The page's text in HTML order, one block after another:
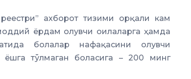
ахборот тизими орқали кам
ёрдам олувчи оилаларга ҳамда
болалар нафақасини олувчи
тўлмаган боласига – 200 минг